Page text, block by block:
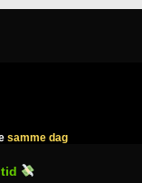
samme dag